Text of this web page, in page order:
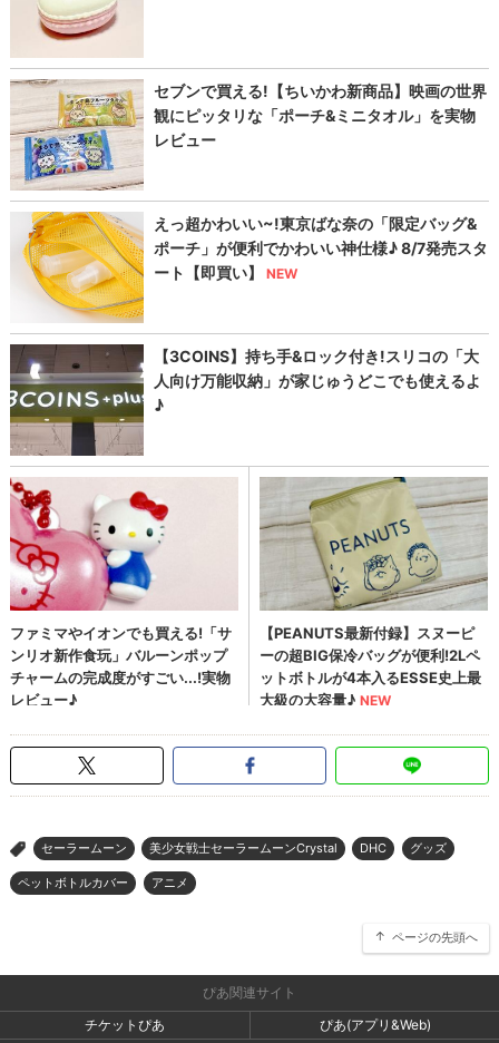
> セーラームーン 美少女戦士セーラームーンCrystal DHC グッズ
ペットボトルカバー アニメ
ページの先頭へ
ぴあ関連サイト
チケットぴあ
ぴあ(アプリ&Web)